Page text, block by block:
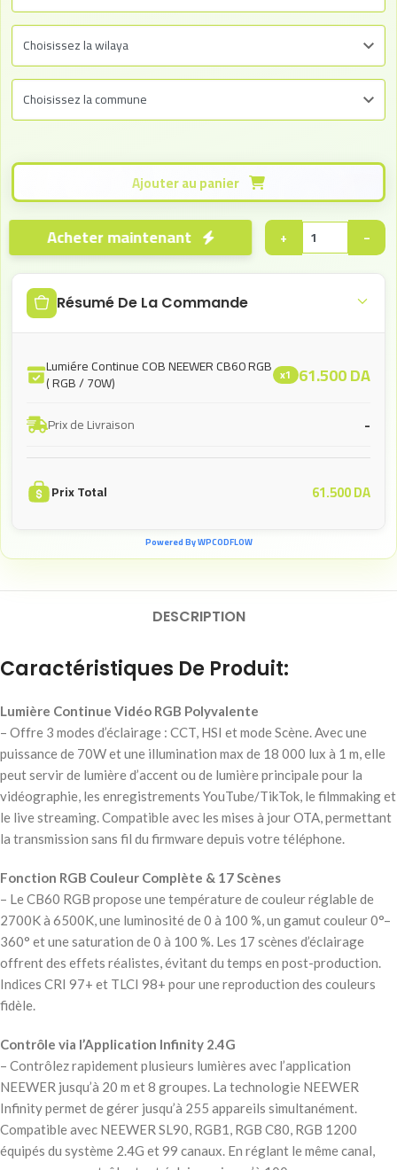
−
+
Résumé De La Commande
Lumiére Continue COB NEEWER CB60 RGB
( RGB / 70W) x1 61.500DA
Prix de Livraison -
Prix Total 61.500DA
Powered By WPCODFLOW
DESCRIPTION
Caractéristiques De Produit:
Lumière Continue Vidéo RGB Polyvalente
– Offre 3 modes d’éclairage : CCT, HSI et mode Scène. Avec une
puissance de 70W et une illumination max de 18 000 lux à 1 m, elle
peut servir de lumière d’accent ou de lumière principale pour la
vidéographie, les enregistrements YouTube/TikTok, le filmmaking et
le live streaming. Compatible avec les mises à jour OTA, permettant
la transmission sans fil du firmware depuis votre téléphone.
Fonction RGB Couleur Complète & 17 Scènes
– Le CB60 RGB propose une température de couleur réglable de
2700K à 6500K, une luminosité de 0 à 100 %, un gamut couleur 0°–
360° et une saturation de 0 à 100 %. Les 17 scènes d’éclairage
offrent des effets réalistes, évitant du temps en post-production.
Indices CRI 97+ et TLCI 98+ pour une reproduction des couleurs
fidèle.
Contrôle via l’Application Infinity 2.4G
– Contrôlez rapidement plusieurs lumières avec l’application
NEEWER jusqu’à 20 m et 8 groupes. La technologie NEEWER
Infinity permet de gérer jusqu’à 255 appareils simultanément.
Compatible avec NEEWER SL90, RGB1, RGB C80, RGB 1200
équipés du système 2.4G et 99 canaux. En réglant le même canal,